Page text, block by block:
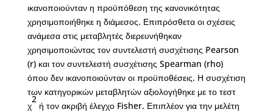
ικανοποιούνταν η προϋπόθεση της κανονικότητας
χρησιμοποιήθηκε η διάμεσος. Επιπρόσθετα οι σχέσεις
ανάμεσα στις μεταβλητές διερευνήθηκαν
χρησιμοποιώντας τον συντελεστή συσχέτισης Pearson
(r) και τον συντελεστή συσχέτισης Spearman (rho)
όπου δεν ικανοποιούνταν οι προϋποθέσεις. Η συσχέτιση
των κατηγορικών μεταβλητών αξιολογήθηκε με το τεστ
χ
2
ή τον ακριβή έλεγχο Fisher. Επιπλέον για την μελέτη